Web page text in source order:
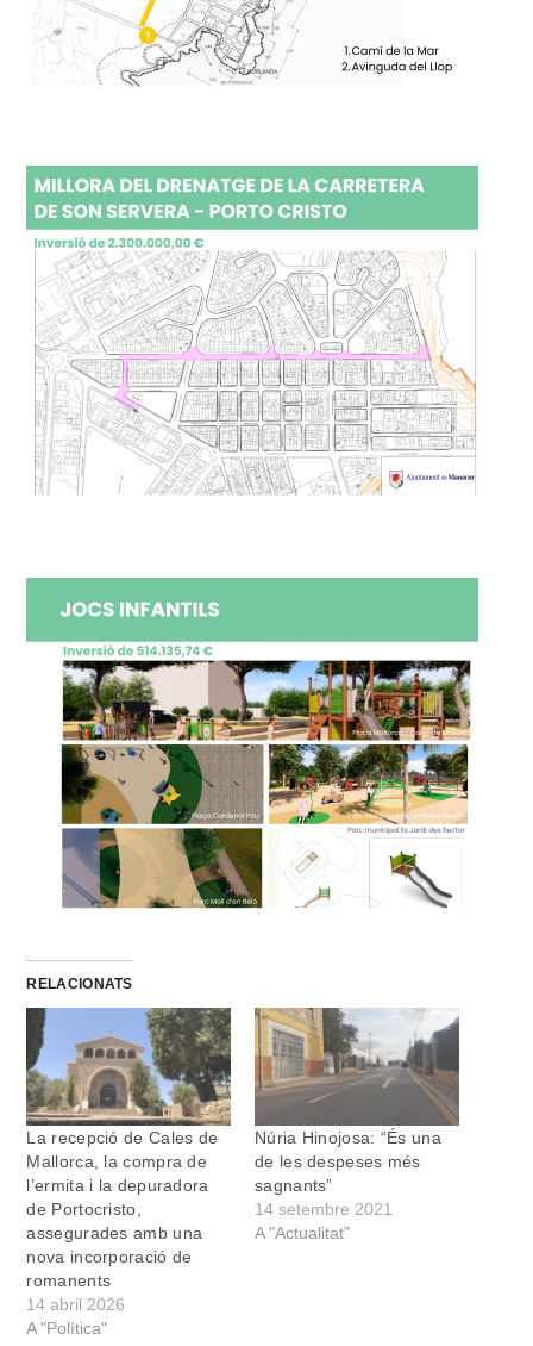
RELACIONATS
La recepció de Cales de
Mallorca, la compra de
l’ermita i la depuradora
de Portocristo,
assegurades amb una
nova incorporació de
romanents
14 abril 2026
A "Política"
Núria Hinojosa: “És una
de les despeses més
sagnants”
14 setembre 2021
A "Actualitat"